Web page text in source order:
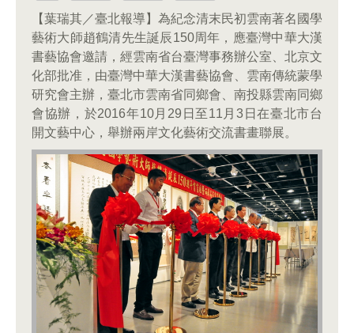
【葉瑞其／臺北報導】為紀念清末民初雲南著名國學
藝術大師趙鶴清先生誕辰150周年，應臺灣中華大漢
書藝協會邀請，經雲南省台臺灣事務辦公室、北京文
化部批准，由臺灣中華大漢書藝協會、雲南傳統蒙學
研究會主辦，臺北市雲南省同鄉會、南投縣雲南同鄉
會協辦，於2016年10月29日至11月3日在臺北市台
開文藝中心，舉辦兩岸文化藝術交流書畫聯展。